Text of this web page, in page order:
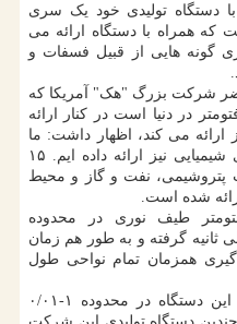
دستگاه تولیدی خود یک سری
همراه با دستگاه ارائه می
گونه هایی از قبیل فسفات و
شرکت بزرگ "هک" آمریکا که
در دنیا است در کنار ارائه
ارائه می کند، اظهار داشت: ما
نیز در کنار دستگاه خود معرف های شیمیایی نیز ارائه داده ایم. ۱۵
پتروشیمی، نفت و گاز و محیط
شده است.
طیف نوری در محدوده
از میلی ثانیه گرفته و به طور هم زمان
همزمان تمام نواحی طول
این فناور با اعلان اینکه رزولوشن این دستگاه در محدوده ۱-۰/۰۱